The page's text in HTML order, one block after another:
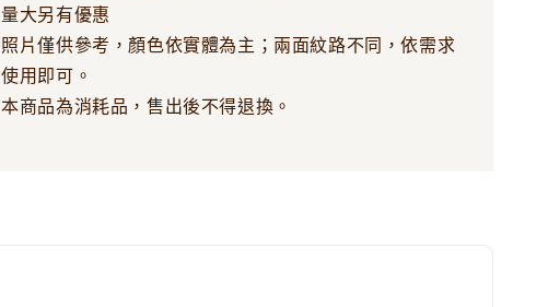
量大另有優惠
照片僅供參考，顏色依實體為主；兩面紋路不同，依需求
使用即可。
本商品為消耗品，售出後不得退換。